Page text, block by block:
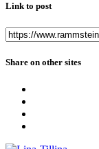
Link to post
Share on other sites